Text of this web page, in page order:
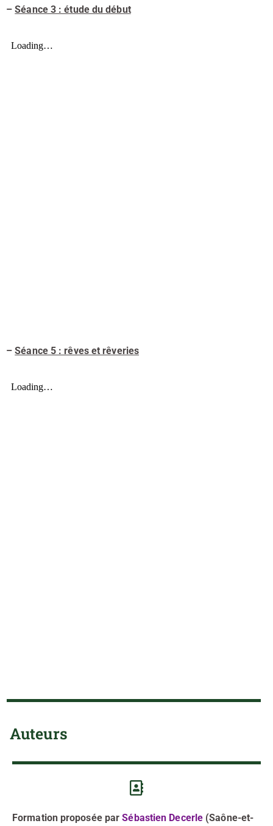
–Séance 3 : étude du début
–Séance 5 : rêves et rêveries
Auteurs
Formation proposée par Sébastien Decerle (Saône-et-